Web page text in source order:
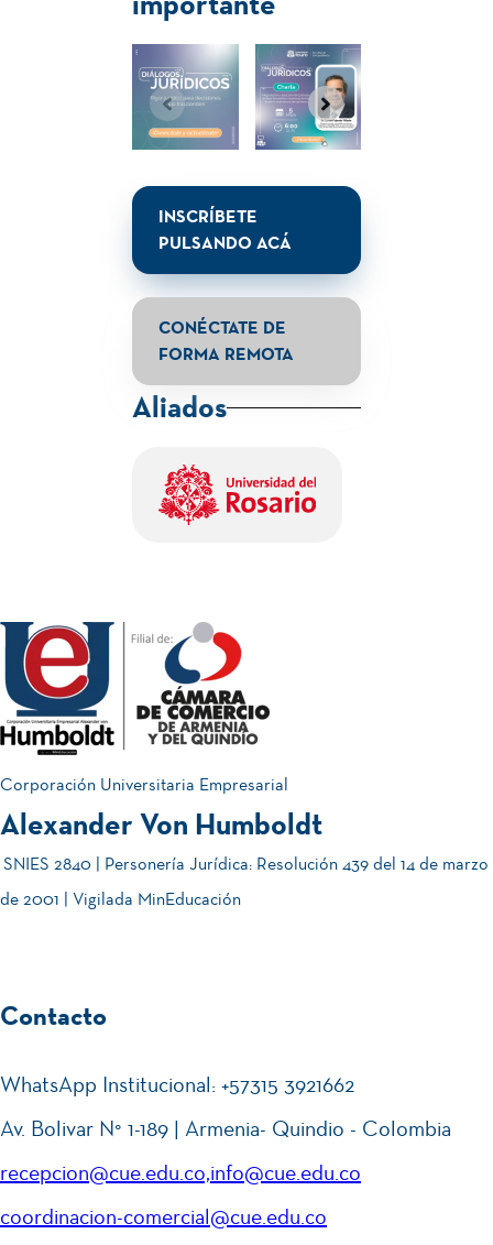
Total créditos:
INSCRÍBETE
PULSANDO ACÁ
CONÉCTATE DE
FORMA REMOTA
Aliados
Corporación Universitaria Empresarial
Alexander Von Humboldt
SNIES 2840 | Personería Jurídica: Resolución 439 del 14 de marzo
de 2001 | Vigilada MinEducación
Contacto
WhatsApp Institucional: +57315 3921662
Av. Bolivar N° 1-189 | Armenia- Quindio - Colombia
recepcion@cue.edu.co,info@cue.edu.co
coordinacion-comercial@cue.edu.co